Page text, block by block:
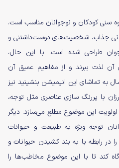
سنی کودکان و نوجوانان مناسب است.
جذاب، شخصیت‌های دوست‌داشتنی و
طراحی شده است. با این حال،
آن لذت ببرند و از مفاهیم عمیق آن
به تماشای این انیمیشن بنشینید نیز
با پررنگ سازی عناصری مثل توجه،
اولویت این موضوع مطلع می‌سازد. دیگر
توجه ویژه به طبیعت و حیوانات
در رابطه با به بند کشیدن حیوانات و
کند تا با این موضوع مخاطب‌ها را